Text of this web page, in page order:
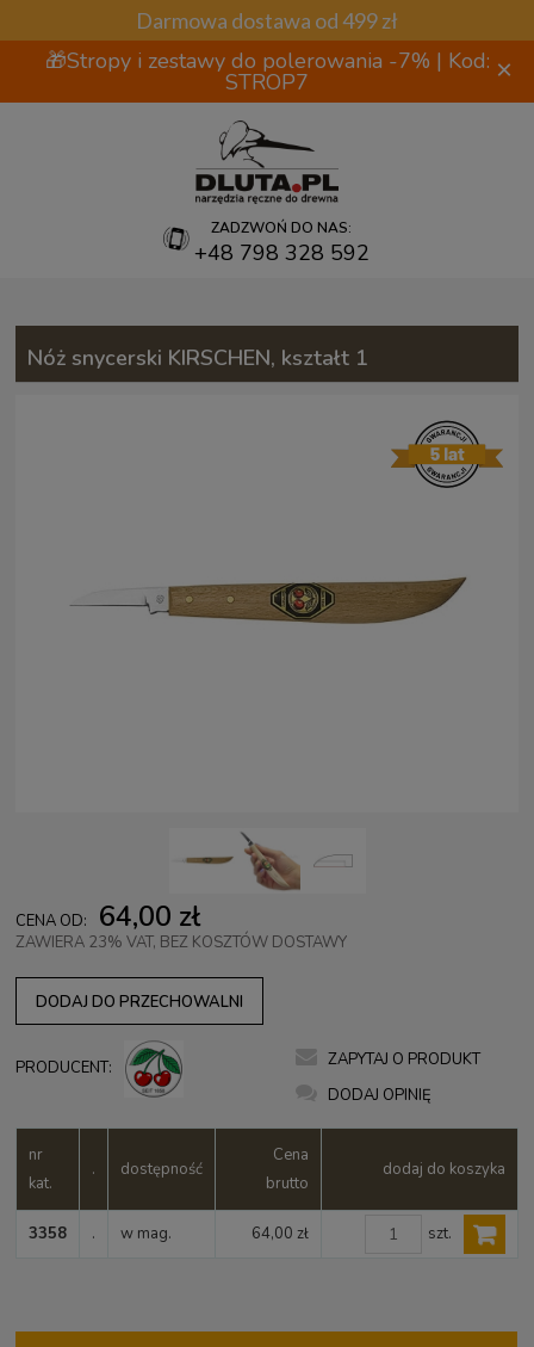
Darmowa dostawa od 499 zł
🎁Stropy i zestawy do polerowania -7% | Kod:
STROP7 ×
ZADZWOŃ DO NAS:
+48 798 328 592
Nóż snycerski KIRSCHEN, kształt 1
CENA OD: 64,00 zł
ZAWIERA 23% VAT, BEZ KOSZTÓW DOSTAWY
DODAJ DO PRZECHOWALNI
PRODUCENT:
ZAPYTAJ O PRODUKT
DODAJ OPINIĘ
nr
kat.
. dostępność
Cena
brutto
dodaj do koszyka
3358 . w mag. 64,00 zł szt.